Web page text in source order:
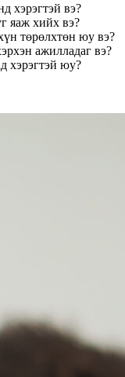
хэрэгтэй вэ?
яаж хийх вэ?
төрөлхтөн юу вэ?
ажилладаг вэ?
хэрэгтэй юу?